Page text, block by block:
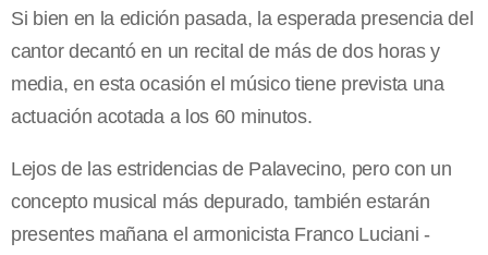
Si bien en la edición pasada, la esperada presencia del
cantor decantó en un recital de más de dos horas y
media, en esta ocasión el músico tiene prevista una
actuación acotada a los 60 minutos.
Lejos de las estridencias de Palavecino, pero con un
concepto musical más depurado, también estarán
presentes mañana el armonicista Franco Luciani -